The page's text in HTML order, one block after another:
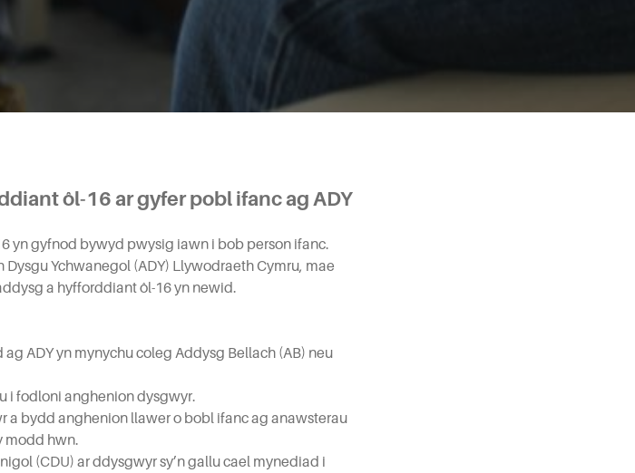
ôl-16 ar gyfer pobl ifanc ag ADY
yn gyfnod bywyd pwysig iawn i bob person ifanc.
Ychwanegol (ADY) Llywodraeth Cymru, mae
a hyfforddiant ôl-16 yn newid.
ADY yn mynychu coleg Addysg Bellach (AB) neu
i fodloni anghenion dysgwyr.
bydd anghenion llawer o bobl ifanc ag anawsterau
modd hwn.
(CDU) ar ddysgwyr sy’n gallu cael mynediad i